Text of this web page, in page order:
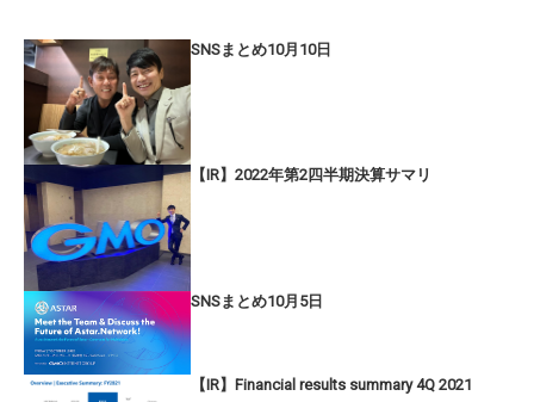
SNSまとめ10月10日
【IR】2022年第2四半期決算サマリ
SNSまとめ10月5日
【IR】Financial results summary 4Q 2021